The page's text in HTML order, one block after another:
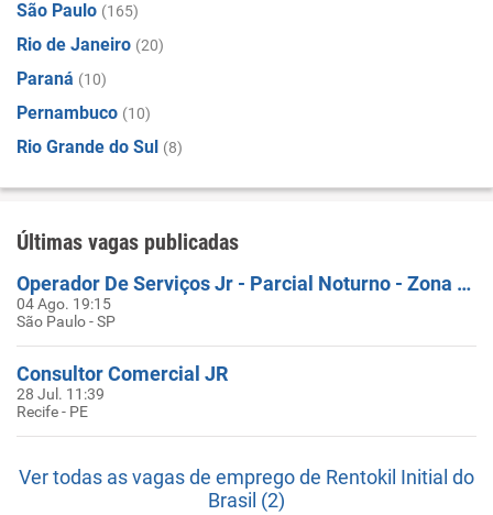
São Paulo (165)
Rio de Janeiro (20)
Paraná (10)
Pernambuco (10)
Rio Grande do Sul (8)
Últimas vagas publicadas
Operador De Serviços Jr - Parcial Noturno - Zona Norte / SP
04 Ago. 19:15
São Paulo - SP
Consultor Comercial JR
28 Jul. 11:39
Recife - PE
Ver todas as vagas de emprego de Rentokil Initial do
Brasil (2)